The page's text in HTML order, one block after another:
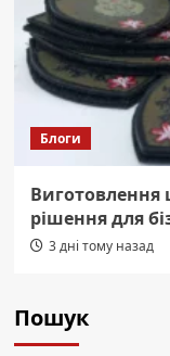
Блоги
Виготовлення
рішення для
3 дні тому назад
Пошук